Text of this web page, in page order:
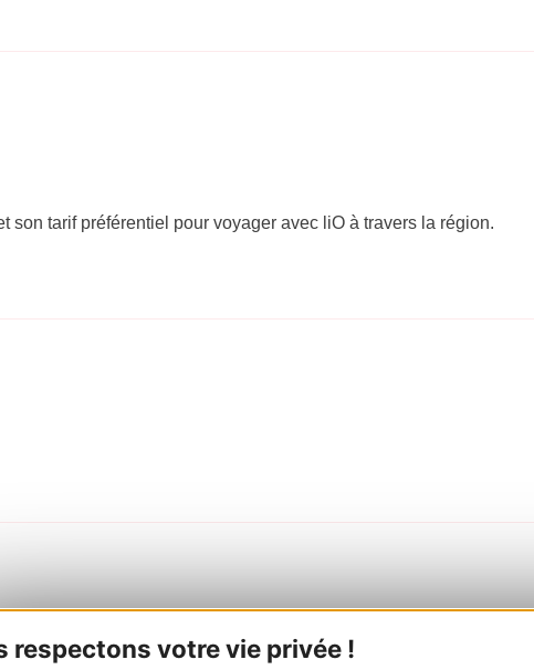
respectons votre vie privée !
son tarif préférentiel pour voyager avec liO à travers la région.